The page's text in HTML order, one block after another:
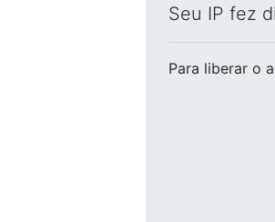
Seu IP fez
Para liberar o